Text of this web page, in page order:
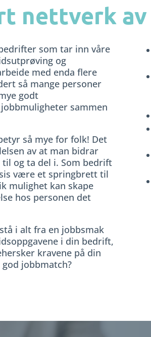
nettverk
som tar inn våre
og
med enda flere
så mange personer
godt
sammen
så mye for folk! Det
av at man bidrar
til og ta del i. Som bedrift
være et springbrett til
mulighet kan skape
hos personen det
i alt fra en jobbsmak
i din bedrift,
kravene på din
jobbmatch?